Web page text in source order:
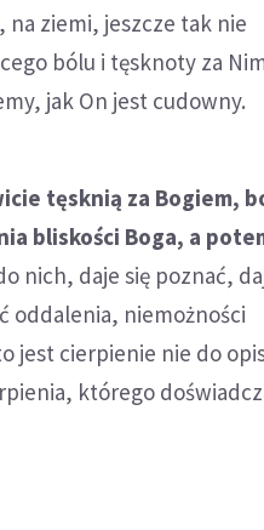
na ziemi, jeszcze tak nie
bólu i tęsknoty za
jak On jest cudowny.
tęsknią za Bogiem,
bliskości Boga, a
nich, daje się poznać,
oddalenia, niemożności
jest cierpienie nie do
którego